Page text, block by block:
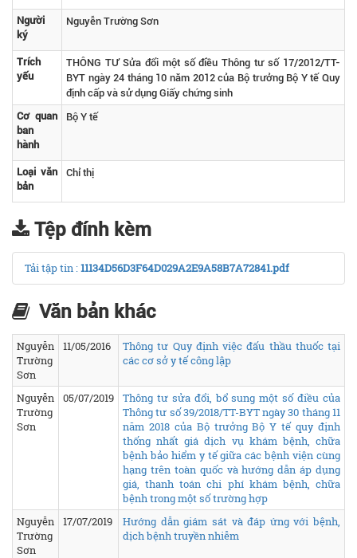
Người
ký
Nguyễn Trường Sơn
Trích
yếu
THÔNG TƯ Sửa đổi một số điều Thông tư số 17/2012/TT-
BYT ngày 24 tháng 10 năm 2012 của Bộ trưởng Bộ Y tế Quy
định cấp và sử dụng Giấy chứng sinh
Cơ quan
ban
hành
Bộ Y tế
Loại văn
bản
Chỉ thị
Tệp đính kèm
Tải tập tin :11134D56D3F64D029A2E9A58B7A72841.pdf
Văn bản khác
Nguyễn
Trường
Sơn
11/05/2016
Thông tư Quy định việc đấu thầu thuốc tại
các cơ sở y tế công lập
Nguyễn
Trường
Sơn
05/07/2019
Thông tư sửa đổi, bổ sung một số điều của
Thông tư số 39/2018/TT-BYT ngày 30 tháng 11
năm 2018 của Bộ trưởng Bộ Y tế quy định
thống nhất giá dịch vụ khám bệnh, chữa
bệnh bảo hiểm y tế giữa các bệnh viện cùng
hạng trên toàn quốc và hướng dẫn áp dụng
giá, thanh toán chi phí khám bệnh, chữa
bệnh trong một số trường hợp
Nguyễn
Trường
Sơn
17/07/2019
Hướng dẫn giám sát và đáp ứng với bệnh,
dịch bệnh truyền nhiễm